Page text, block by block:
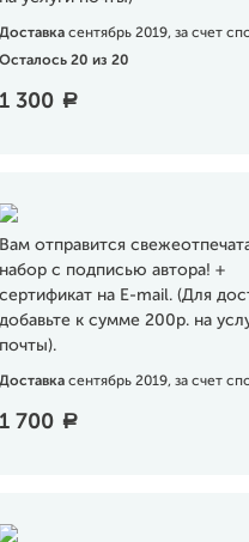
Доставка сентябрь 2019, за счет
Осталось 20 из 20
1 300 a
Вам отправится
набор с подписью автора! +
сертификат на E-mail. (Для
добавьте к сумме 200р. на
почты).
Доставка сентябрь 2019, за счет
1 700 a